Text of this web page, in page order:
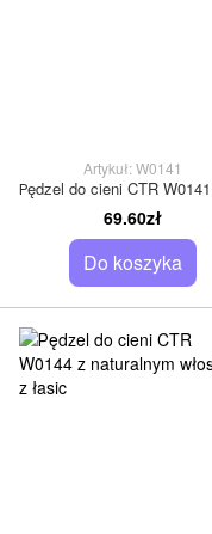
Artykuł: W0141
69.60zł
Do koszyka